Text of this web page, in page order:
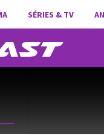
SÉRIES & TV